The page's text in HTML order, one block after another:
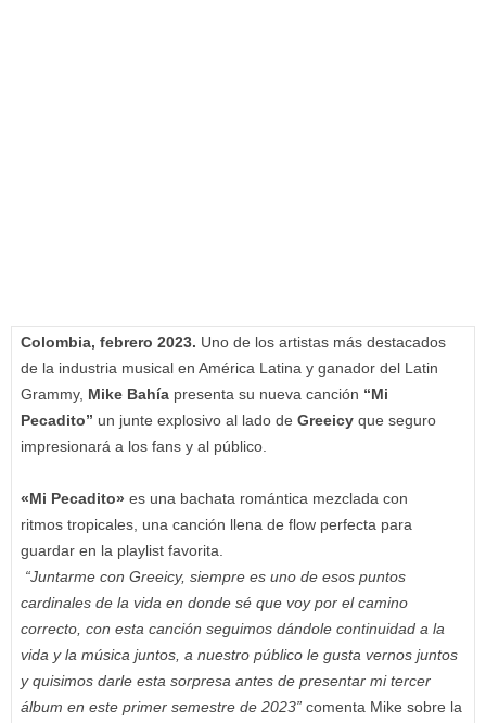
Colombia, febrero 2023. Uno de los artistas más destacados
de la industria musical en América Latina y ganador del Latin
Grammy, Mike Bahía presenta su nueva canción “Mi
Pecadito” un junte explosivo al lado de Greeicy que seguro
impresionará a los fans y al público.
«Mi Pecadito» es una bachata romántica mezclada con
ritmos tropicales, una canción llena de flow perfecta para
guardar en la playlist favorita.
“Juntarme con Greeicy, siempre es uno de esos puntos
cardinales de la vida en donde sé que voy por el camino
correcto, con esta canción seguimos dándole continuidad a la
vida y la música juntos, a nuestro público le gusta vernos juntos
y quisimos darle esta sorpresa antes de presentar mi tercer
álbum en este primer semestre de 2023” comenta Mike sobre la